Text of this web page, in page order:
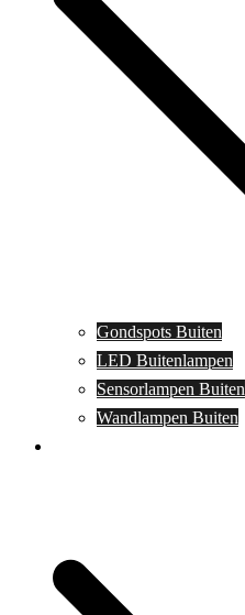
Gondspots Buiten
LED Buitenlampen
Sensorlampen Buiten
Wandlampen Buiten